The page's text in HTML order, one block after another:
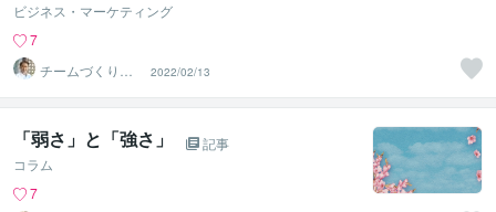
ビジネス・マーケティング
7
チームづくりの
エキスパート☆
荒川 佳大
2022/02/13
「弱さ」と「強さ」
記事
コラム
7